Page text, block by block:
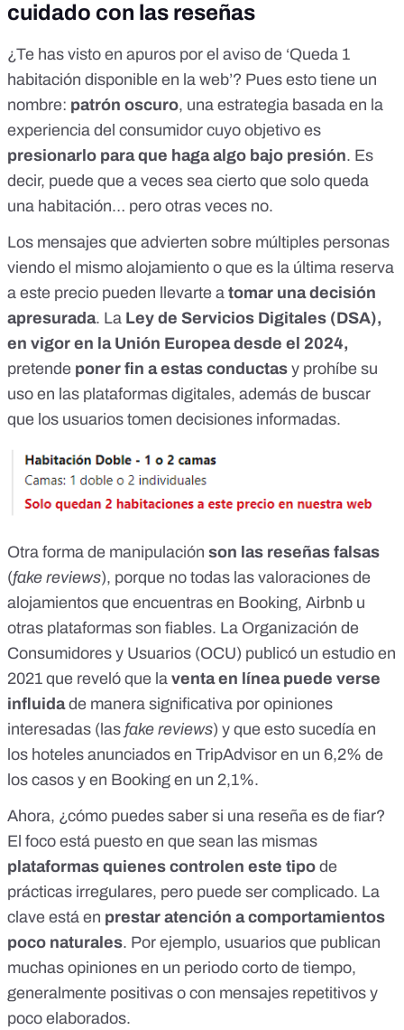
cuidado con las reseñas
¿Te has visto en apuros por el aviso de ‘Queda 1
habitación disponible en la web’? Pues esto tiene un
nombre: patrón oscuro, una estrategia basada en la
experiencia del consumidor cuyo objetivo es
presionarlo para que haga algo bajo presión. Es
decir, puede que a veces sea cierto que solo queda
una habitación… pero otras veces no.
Los mensajes que advierten sobre múltiples personas
viendo el mismo alojamiento o que es la última reserva
a este precio pueden llevarte a tomar una decisión
apresurada. La Ley de Servicios Digitales (DSA),
en vigor en la Unión Europea desde el 2024,
pretende poner fin a estas conductas y prohíbe su
uso en las plataformas digitales, además de buscar
que los usuarios tomen decisiones informadas.
Otra forma de manipulación son las reseñas falsas
(fake reviews), porque no todas las valoraciones de
alojamientos que encuentras en Booking, Airbnb u
otras plataformas son fiables. La Organización de
Consumidores y Usuarios (OCU) publicó un estudio en
2021 que reveló que la venta en línea puede verse
influidade manera significativa por opiniones
interesadas (las fake reviews) y que esto sucedía en
los hoteles anunciados en TripAdvisor en un 6,2% de
los casos y en Booking en un 2,1%.
Ahora, ¿cómo puedes saber si una reseña es de fiar?
El foco está puesto en que sean las mismas
plataformas quienes controlen este tipo de
prácticas irregulares, pero puede ser complicado. La
clave está en prestar atención a comportamientos
poco naturales. Por ejemplo, usuarios que publican
muchas opiniones en un periodo corto de tiempo,
generalmente positivas o con mensajes repetitivos y
poco elaborados.